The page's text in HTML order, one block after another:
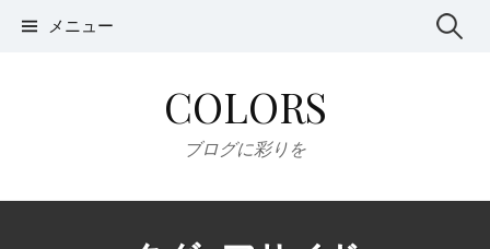
メニュー 検
COLORS
ブログに彩りを